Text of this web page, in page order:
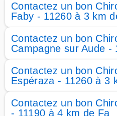
Contactez un bon
Faby - 11260 à 3 km
Contactez un bon
Campagne sur Aude -
Contactez un bon
Espéraza - 11260 à 3
Contactez un bon
- 11190 à 4 km de Fa